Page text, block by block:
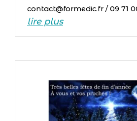
contact@formedic.fr / 09 71
lire plus